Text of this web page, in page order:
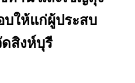
บให้แก่ผู้ประสบ
สิงห์บุรี